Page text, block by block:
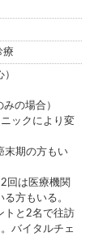
療
の場合）
ックにより変
末期の方もい
医療機関
方もいる。
トと2名で往訪
バイタルチェ